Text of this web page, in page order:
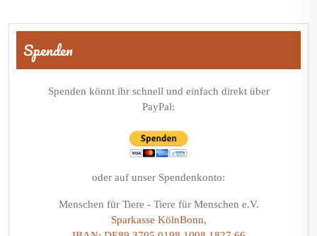
Beitragsnavigation
Spenden
Spenden könnt ihr schnell und einfach direkt über
PayPal:
oder auf unser Spendenkonto:
Menschen für Tiere - Tiere für Menschen e.V.
Sparkasse KölnBonn,